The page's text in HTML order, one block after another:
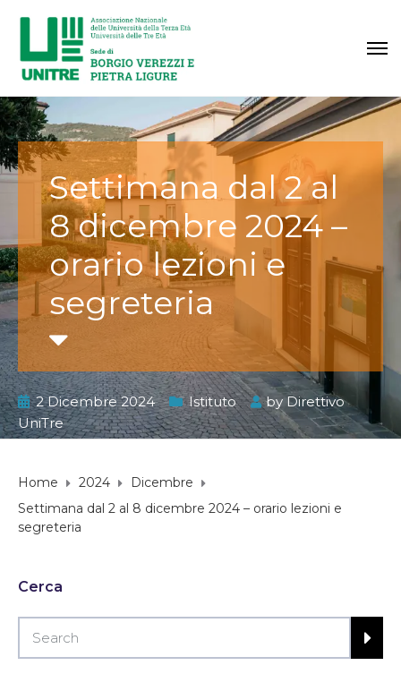
Settimana dal 2 al
8 dicembre 2024 –
orario lezioni e
segreteria
2 Dicembre 2024 Istituto by Direttivo
UniTre
Home 2024
Dicembre
Settimana dal 2 al 8 dicembre 2024 – orario lezioni e
segreteria
Cerca